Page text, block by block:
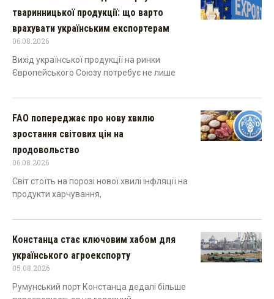
тваринницької продукції: що варто
врахувати українським експортерам
06.08.2026
Вихід української продукції на ринки
Європейського Союзу потребує не лише
FAO попереджає про нову хвилю
зростання світових цін на
продовольство
06.08.2026
Світ стоїть на порозі нової хвилі інфляції на
продукти харчування,
Констанца стає ключовим хабом для
українського агроекспорту
05.08.2026
Румунський порт Констанца дедалі більше